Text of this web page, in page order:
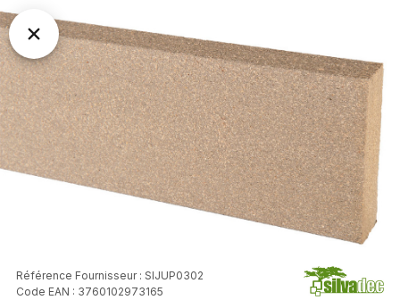
Référence Fournisseur : SIJUP0302
Code EAN : 3760102973165